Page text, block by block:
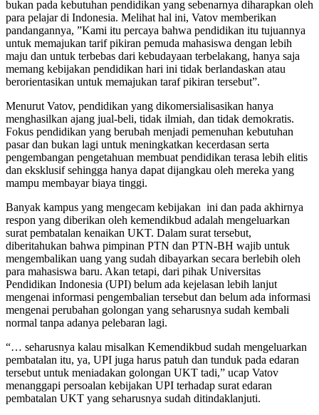
bukan pada kebutuhan pendidikan yang sebenarnya diharapkan oleh
para pelajar di Indonesia. Melihat hal ini, Vatov memberikan
pandangannya, ”Kami itu percaya bahwa pendidikan itu tujuannya
untuk memajukan tarif pikiran pemuda mahasiswa dengan lebih
maju dan untuk terbebas dari kebudayaan terbelakang, hanya saja
memang kebijakan pendidikan hari ini tidak berlandaskan atau
berorientasikan untuk memajukan taraf pikiran tersebut”.
Menurut Vatov, pendidikan yang dikomersialisasikan hanya
menghasilkan ajang jual-beli, tidak ilmiah, dan tidak demokratis.
Fokus pendidikan yang berubah menjadi pemenuhan kebutuhan
pasar dan bukan lagi untuk meningkatkan kecerdasan serta
pengembangan pengetahuan membuat pendidikan terasa lebih elitis
dan eksklusif sehingga hanya dapat dijangkau oleh mereka yang
mampu membayar biaya tinggi.
Banyak kampus yang mengecam kebijakan ini dan pada akhirnya
respon yang diberikan oleh kemendikbud adalah mengeluarkan
surat pembatalan kenaikan UKT. Dalam surat tersebut,
diberitahukan bahwa pimpinan PTN dan PTN-BH wajib untuk
mengembalikan uang yang sudah dibayarkan secara berlebih oleh
para mahasiswa baru. Akan tetapi, dari pihak Universitas
Pendidikan Indonesia (UPI) belum ada kejelasan lebih lanjut
mengenai informasi pengembalian tersebut dan belum ada informasi
mengenai perubahan golongan yang seharusnya sudah kembali
normal tanpa adanya pelebaran lagi.
“… seharusnya kalau misalkan Kemendikbud sudah mengeluarkan
pembatalan itu, ya, UPI juga harus patuh dan tunduk pada edaran
tersebut untuk meniadakan golongan UKT tadi,” ucap Vatov
menanggapi persoalan kebijakan UPI terhadap surat edaran
pembatalan UKT yang seharusnya sudah ditindaklanjuti.